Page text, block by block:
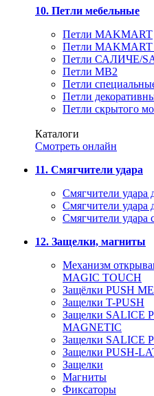
10. Петли мебельные
Петли MAKMART
Петли
Петли САЛИЧЕ/
Петли MB2
Петли
Петли
Петли скрытого
Каталоги
Смотреть онлайн
11. Смягчители удара
Смягчители удара
Смягчители удара
Cмягчители удара
12. Защелки, магниты
Механизм
MAGIC TOUCH
Защёлки PUSH
Защелки T-PUSH
Защелки SALICE
MAGNETIC
Защелки SALICE
Защелки PUSH-
Защелки
Магниты
Фиксаторы